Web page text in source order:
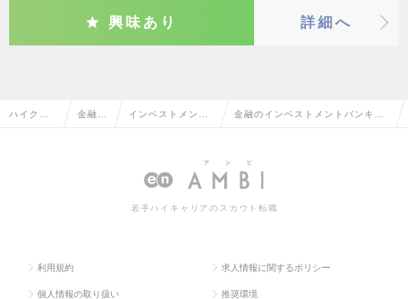
興味あり 詳細へ
ハイクラ 金融系 インベストメント 金融のインベストメントバンキン
若手ハイキャリアのスカウト転職
利用規約 求人情報に関するポリシー
個人情報の取り扱い 推奨環境